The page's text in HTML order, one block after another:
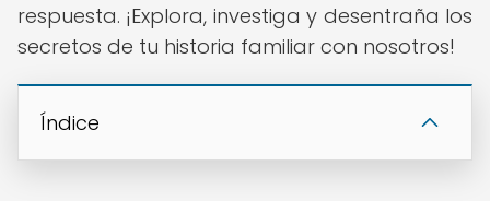
respuesta. ¡Explora, investiga y desentraña los
secretos de tu historia familiar con nosotros!
Índice